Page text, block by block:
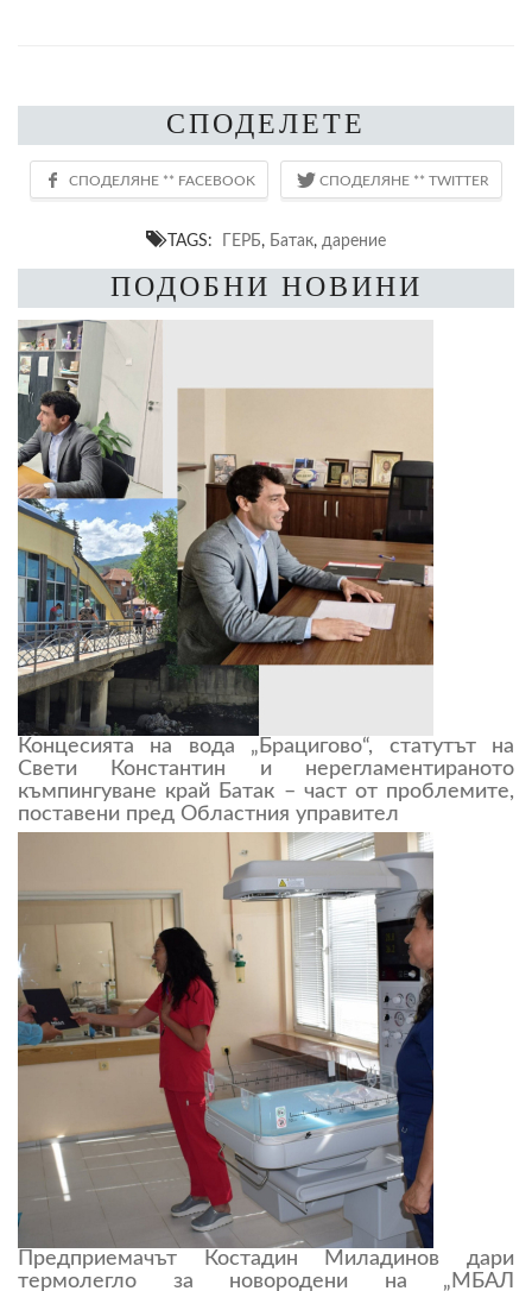
СПОДЕЛЕТЕ
TAGS: ГЕРБ, Батак, дарение
ПОДОБНИ НОВИНИ
Концесията на вода „Брацигово“, статутът на
Свети Константин и нерегламентираното
къмпингуване край Батак – част от проблемите,
поставени пред Областния управител
Предприемачът Костадин Миладинов дари
термолегло за новородени на „МБАЛ